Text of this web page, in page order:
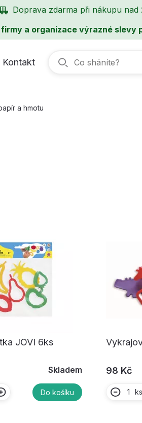
Doprava zdarma při nákupu nad
firmy a organizace výrazné slevy
Kontakt
a hmotu
JOVI 6ks
Skladem
Do košíku
98 Kč
ks